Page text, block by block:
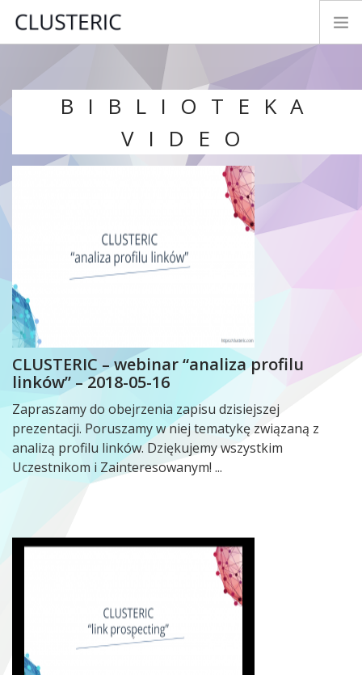
POLSKI
BIBLIOTEKA
VIDEO
CLUSTERIC – webinar “analiza profilu
linków” – 2018-05-16
Zapraszamy do obejrzenia zapisu dzisiejszej
prezentacji. Poruszamy w niej tematykę związaną z
analizą profilu linków. Dziękujemy wszystkim
Uczestnikom i Zainteresowanym! ...